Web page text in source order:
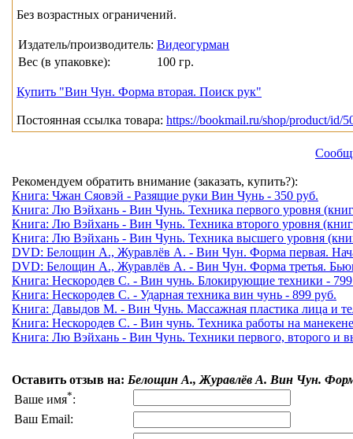
Без возрастных ограничений.
Издатель/производитель: Видеогурман
Вес (в упаковке):
100 гр.
Купить "Вин Чун. Форма вторая. Поиск рук"
Постоянная ссылка товара: https://bookmail.ru/shop/product/id/
Рекомендуем обратить внимание (заказать, купить?):
Книга: Чжан Сяовэй - Разящие руки Вин Чунь - 350 руб.
Книга: Лю Вэйхань - Вин Чунь. Техника первого уровня
Книга: Лю Вэйхань - Вин Чунь. Техника второго уровня
Книга: Лю Вэйхань - Вин Чунь. Техника высшего уровня
DVD: Белощин А., Журавлёв А. - Вин Чун. Форма первая.
DVD: Белощин А., Журавлёв А. - Вин Чун. Форма третья.
Книга: Нескородев С. - Вин чунь. Блокирующие техники -
Книга: Нескородев С. - Ударная техника вин чунь - 899 руб.
Книга: Давыдов М. - Вин Чунь. Массажная пластика лица и
Книга: Нескородев С. - Вин чунь. Техника работы на
Книга: Лю Вэйхань - Вин Чунь. Техники первого, второго и
Оставить отзыв на: Белощин А., Журавлёв А. Вин Чун.
Ваше имя*:
Ваш Email: